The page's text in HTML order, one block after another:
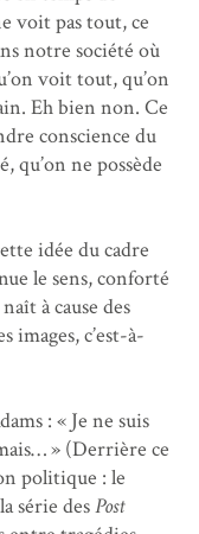
voit pas tout, ce
notre société où
voit tout, qu’on
Eh bien non. Ce
conscience du
qu’on ne possède
idée du cadre
le sens, conforté
à cause des
images, c’est-à-
: « Je ne suis
» (Derrière ce
politique : le
série desPost